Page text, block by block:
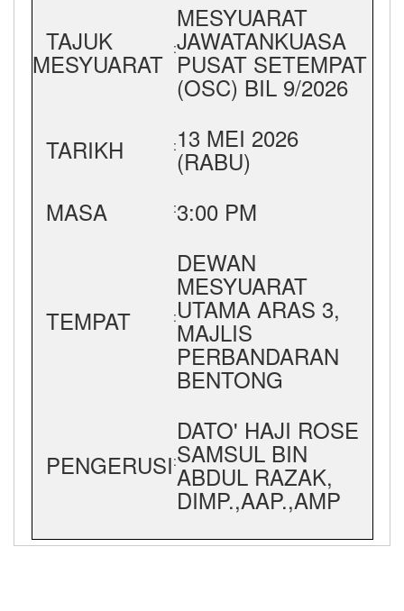
TAJUK
MESYUARAT :
MESYUARAT
JAWATANKUASA
PUSAT SETEMPAT
(OSC) BIL 9/2026
TARIKH
:13 MEI 2026
(RABU)
MASA
:3:00 PM
TEMPAT :
DEWAN
MESYUARAT
UTAMA ARAS 3,
MAJLIS
PERBANDARAN
BENTONG
PENGERUSI:
DATO' HAJI ROSE
SAMSUL BIN
ABDUL RAZAK,
DIMP.,AAP.,AMP